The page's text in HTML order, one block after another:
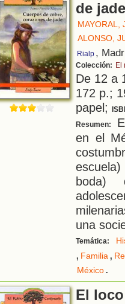
de jade
MAYORAL,
ALONSO,
Rialp ,
Colección: El
De 12 a
172 p.;
papel;
Resumen:
en el
boda)
una
Temática:
, Familia,
México.
El